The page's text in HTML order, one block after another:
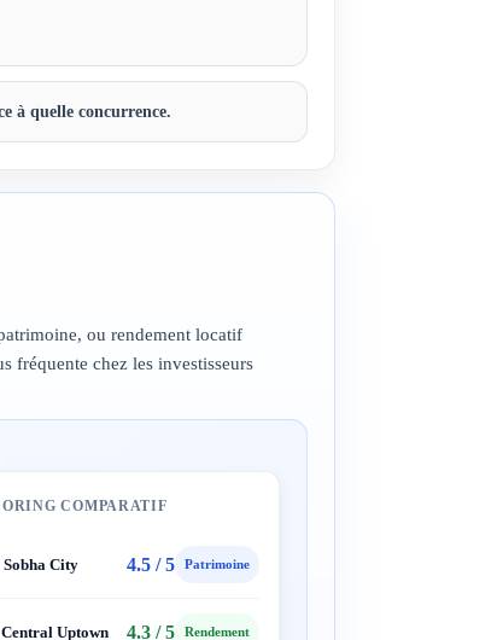
à quelle concurrence.
ou rendement locatif
fréquente chez les investisseurs
COMPARATIF
City 4.5 / 5 Patrimoine
Uptown 4.3 / 5 Rendement